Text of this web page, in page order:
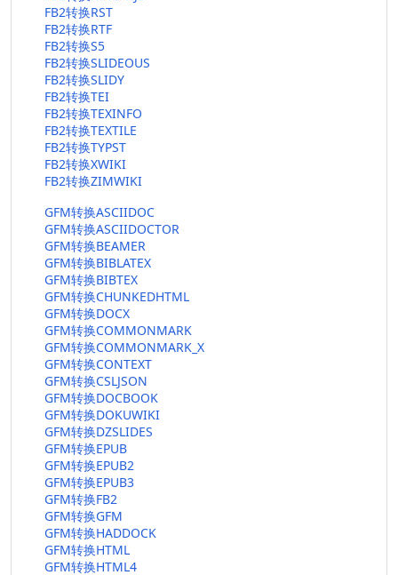
FB2转换RST
FB2转换RTF
FB2转换S5
FB2转换SLIDEOUS
FB2转换SLIDY
FB2转换TEI
FB2转换TEXINFO
FB2转换TEXTILE
FB2转换TYPST
FB2转换XWIKI
FB2转换ZIMWIKI
GFM转换ASCIIDOC
GFM转换ASCIIDOCTOR
GFM转换BEAMER
GFM转换BIBLATEX
GFM转换BIBTEX
GFM转换CHUNKEDHTML
GFM转换DOCX
GFM转换COMMONMARK
GFM转换COMMONMARK_X
GFM转换CONTEXT
GFM转换CSLJSON
GFM转换DOCBOOK
GFM转换DOKUWIKI
GFM转换DZSLIDES
GFM转换EPUB
GFM转换EPUB2
GFM转换EPUB3
GFM转换FB2
GFM转换GFM
GFM转换HADDOCK
GFM转换HTML
GFM转换HTML4